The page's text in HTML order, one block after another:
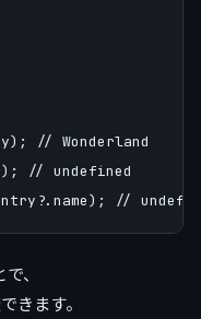
// Wonderland
// undefined
、
きます。